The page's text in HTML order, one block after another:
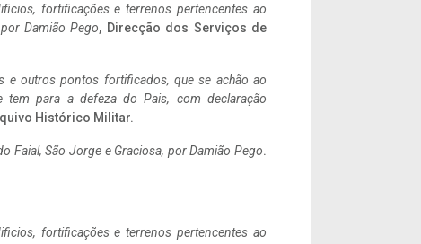
fortificações e terrenos pertencentes ao
Damião Pego, Direcção dos Serviços de
e outros pontos fortificados, que se achão ao
tem para a defeza do Pais, com declaração
Histórico Militar.
Faial, São Jorge e Graciosa, por Damião Pego.
fortificações e terrenos pertencentes ao